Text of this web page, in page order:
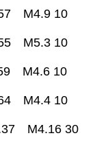
M4.9 10
M5.3 10
M4.6 10
M4.4 10
M4.16 30